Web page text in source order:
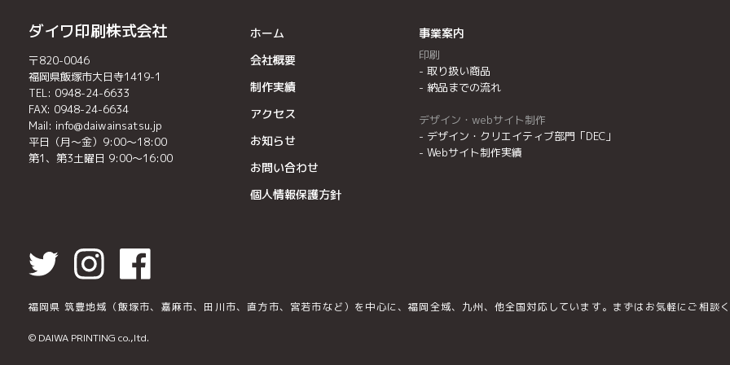
ダイワ印刷株式会社
〒820-0046
福岡県飯塚市⼤⽇寺1419-1
TEL: 0948-24-6633
FAX: 0948-24-6634
Mail: info@daiwainsatsu.jp
平⽇（⽉〜⾦）9:00〜18:00
第1、第3⼟曜⽇ 9:00〜16:00
ホーム
会社概要
制作実績
アクセス
お知らせ
お問い合わせ
個人情報保護方針
事業案内
印刷
取り扱い商品
納品までの流れ
デザイン・webサイト制作
デザイン・クリエイティブ部⾨「DEC」
Webサイト制作実績
福岡県 筑豊地域（飯塚市、嘉麻市、田川市、直方市、宮若市など）を中心に、福岡全域、九州、他全国対応しています。​まずはお気軽にご相談く
© DAIWA PRINTING co.,ltd.